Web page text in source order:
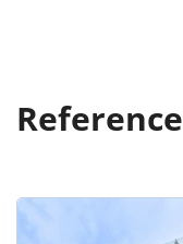
Reference